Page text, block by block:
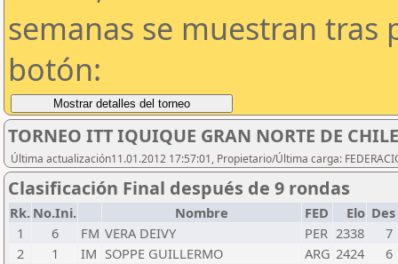
semanas se muestran tras
botón:
TORNEO ITT IQUIQUE GRAN NORTE DE
Última actualización11.01.2012 17:57:01, Propietario/Última carga:
Clasificación Final después de 9 rondas
Rk. No.Ini. Nombre FED Elo
1
6 FM VERA DEIVY PER 2338
7
2
1 IM SOPPE GUILLERMO ARG 2424
6